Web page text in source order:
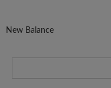
New Balance